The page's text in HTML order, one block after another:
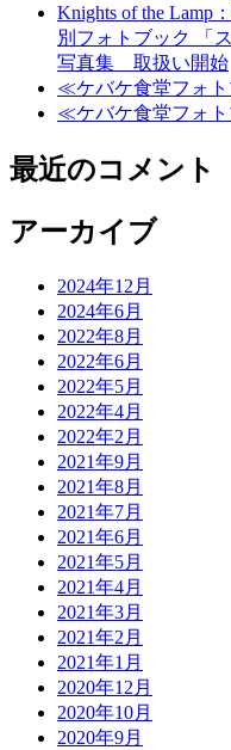
Knights of the Lamp
別フォトブック 「
写真集 取扱い開始
≪ケバケ食堂フォト
≪ケバケ食堂フォト
最近のコメント
アーカイブ
2024年12月
2024年6月
2022年8月
2022年6月
2022年5月
2022年4月
2022年2月
2021年9月
2021年8月
2021年7月
2021年6月
2021年5月
2021年4月
2021年3月
2021年2月
2021年1月
2020年12月
2020年10月
2020年9月